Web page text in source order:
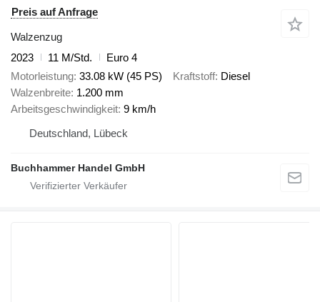
Preis auf Anfrage
Walzenzug
2023
11 M/Std.
Euro 4
Motorleistung 33.08 kW (45 PS) Kraftstoff Diesel
Walzenbreite 1.200 mm
Arbeitsgeschwindigkeit 9 km/h
Deutschland, Lübeck
Buchhammer Handel GmbH